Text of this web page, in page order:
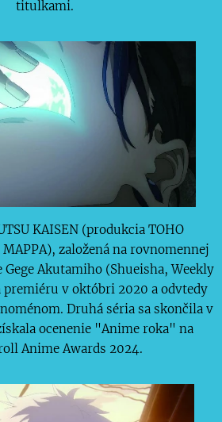
titulkami.
KAISEN (produkcia TOHO
založená na rovnomennej
Gege Akutamiho (Shueisha, Weekly
premiéru v októbri 2020 a odvtedy
Druhá séria sa skončila v
ocenenie "Anime roka" na
Anime Awards 2024.